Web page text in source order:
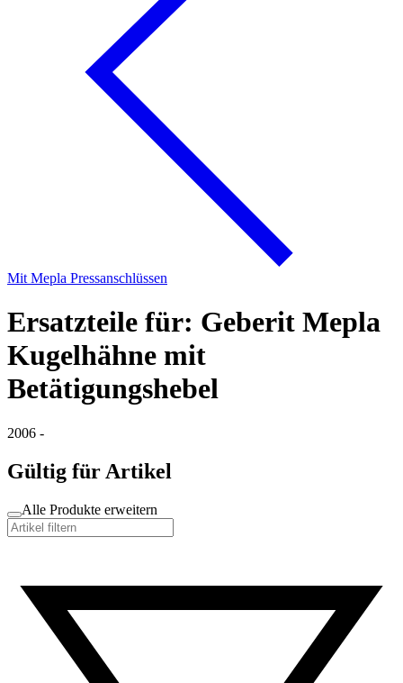
Mit Mepla Pressanschlüssen
Ersatzteile für: Geberit Mepla
Kugelhähne mit
Betätigungshebel
2006 -
Gültig für Artikel
Alle Produkte erweitern